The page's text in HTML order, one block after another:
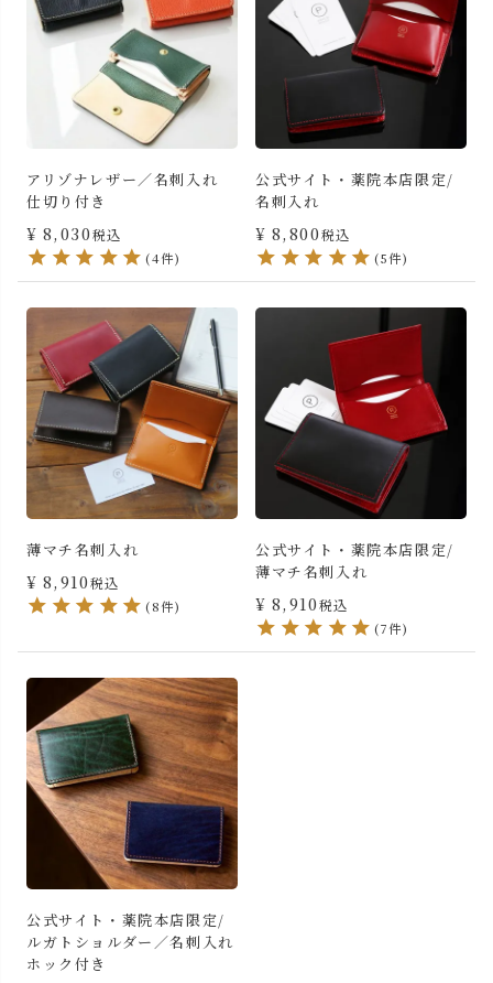
アリゾナレザー／名刺入れ
仕切り付き
¥ 8,030税込
(4件)
公式サイト・薬院本店限定/
名刺入れ
¥ 8,800税込
(5件)
薄マチ名刺入れ
¥ 8,910税込
(8件)
公式サイト・薬院本店限定/
薄マチ名刺入れ
¥ 8,910税込
(7件)
公式サイト・薬院本店限定/
ルガトショルダー／名刺入れ
ホック付き